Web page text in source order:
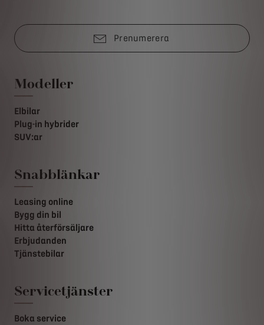
Prenumerera
Modeller
Elbilar
Plug-in hybrider
SUV:ar
Snabblänkar
Leasing online
Bygg din bil
Hitta återförsäljare
Erbjudanden
Tjänstebilar
Servicetjänster
Boka service